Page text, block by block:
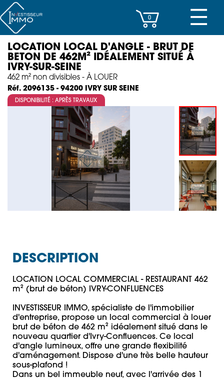
CENTRES D’AFFAIRES
IMMEUBLES DE RAPPORT
PROPERTY MANAGEMENT
PROGRAMMES NEUFS
INVESTISSEMENT
SOCIÉTÉ
ACTUALITÉS
CONTACT
☰
0
LOCATION LOCAL D'ANGLE - BRUT DE
BETON DE 462M² IDÉALEMENT SITUÉ À
IVRY-SUR-SEINE
462 m² non divisibles - À LOUER
Réf. 2096135 - 94200 IVRY SUR SEINE
DISPONIBILITÉ : APRÈS TRAVAUX
DESCRIPTION
LOCATION LOCAL COMMERCIAL - RESTAURANT 462
m² (brut de béton) IVRY-CONFLUENCES
INVESTISSEUR IMMO, spécialiste de l'immobilier
d'entreprise, propose un local commercial à louer
brut de béton de 462 m² idéalement situé dans le
nouveau quartier d'Ivry-Confluences. Ce local
d'angle lumineux, offre une grande flexibilité
d'aménagement. Dispose d'une très belle hauteur
sous-plafond !
Dans un bel immeuble neuf, avec l'arrivée des 1